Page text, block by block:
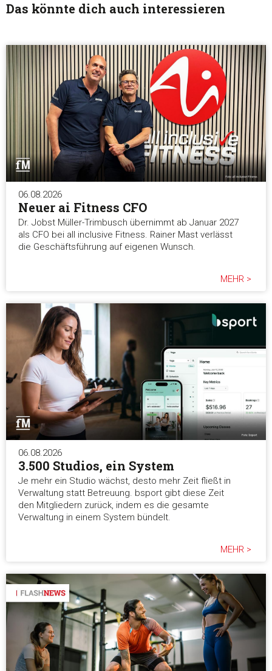
Das könnte dich auch interessieren
06.08.2026
Neuer ai Fitness CFO
Dr. Jobst Müller-Trimbusch übernimmt ab Januar 2027
als CFO bei all inclusive Fitness. Rainer Mast verlässt
die Geschäftsführung auf eigenen Wunsch.
MEHR >
06.08.2026
3.500 Studios, ein System
Je mehr ein Studio wächst, desto mehr Zeit fließt in
Verwaltung statt Betreuung. bsport gibt diese Zeit
den Mitgliedern zurück, indem es die gesamte
Verwaltung in einem System bündelt.
MEHR >